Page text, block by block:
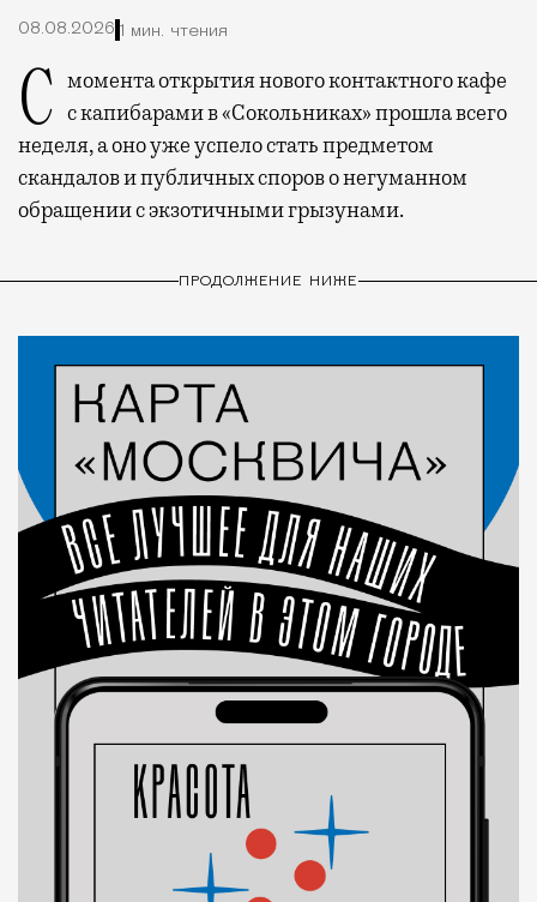
08.08.2026 1 мин. чтения
С момента открытия нового контактного кафе с капибарами в «Сокольниках» прошла всего
неделя, а оно уже успело стать предметом
скандалов и публичных споров о негуманном
обращении с экзотичными грызунами.
ПРОДОЛЖЕНИЕ НИЖЕ